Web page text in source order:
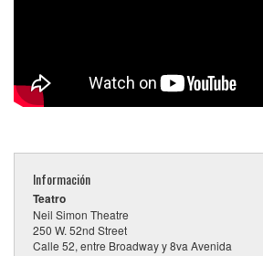
Información
Teatro
Neil Simon Theatre
250 W. 52nd Street
Calle 52, entre Broadway y 8va Avenida